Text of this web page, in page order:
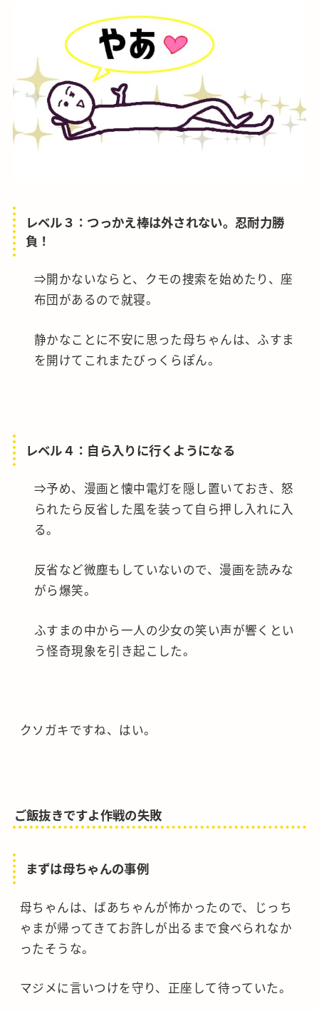
レベル３：つっかえ棒は外されない。忍耐力勝
負！
⇒開かないならと、クモの捜索を始めたり、座
布団があるので就寝。
静かなことに不安に思った母ちゃんは、ふすま
を開けてこれまたびっくらぽん。
レベル４：自ら入りに行くようになる
⇒予め、漫画と懐中電灯を隠し置いておき、怒
られたら反省した風を装って自ら押し入れに入
る。
反省など微塵もしていないので、漫画を読みな
がら爆笑。
ふすまの中から一人の少女の笑い声が響くとい
う怪奇現象を引き起こした。
クソガキですね、はい。
ご飯抜きですよ作戦の失敗
まずは母ちゃんの事例
母ちゃんは、ばあちゃんが怖かったので、じっち
ゃまが帰ってきてお許しが出るまで食べられなか
ったそうな。
マジメに言いつけを守り、正座して待っていた。